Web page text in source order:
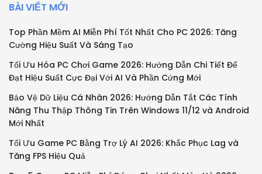
BÀI VIẾT MỚI
Top Phần Mềm AI Miễn Phí Tốt Nhất Cho PC 2026: Tăng
Cường Hiệu Suất Và Sáng Tạo
Tối Ưu Hóa PC Chơi Game 2026: Hướng Dẫn Chi Tiết Để
Đạt Hiệu Suất Cực Đại Với AI Và Phần Cứng Mới
Bảo Vệ Dữ Liệu Cá Nhân 2026: Hướng Dẫn Tắt Các Tính
Năng Thu Thập Thông Tin Trên Windows 11/12 và Android
Mới Nhất
Tối Ưu Game PC Bằng Trợ Lý AI 2026: Khắc Phục Lag và
Tăng FPS Hiệu Quả